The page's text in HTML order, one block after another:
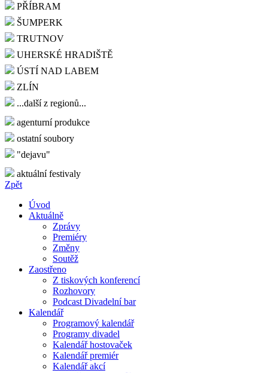
PŘÍBRAM
ŠUMPERK
TRUTNOV
UHERSKÉ HRADIŠTĚ
ÚSTÍ NAD LABEM
ZLÍN
...další z regionů...
agenturní produkce
ostatní soubory
"dejavu"
aktuální festivaly
Zpět
Úvod
Aktuálně
Zprávy
Premiéry
Změny
Soutěž
Zaostřeno
Z tiskových konferencí
Rozhovory
Podcast Divadelní bar
Kalendář
Programový kalendář
Programy divadel
Kalendář hostovaček
Kalendář premiér
Kalendář akcí